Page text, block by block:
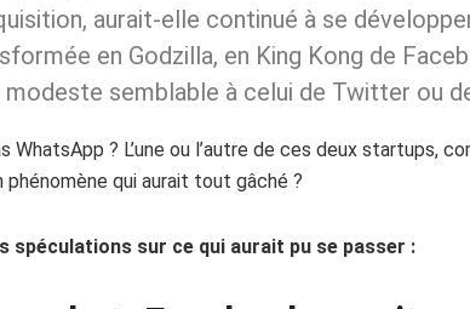
aurait-elle continué à se
en Godzilla, en King Kong de
modeste semblable à celui de Twitter ou
WhatsApp ? L’une ou l’autre de ces deux startups,
phénomène qui aurait tout gâché ?
spéculations sur ce qui aurait pu se passer :